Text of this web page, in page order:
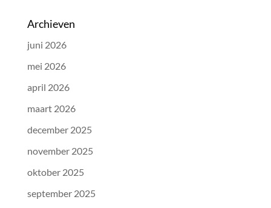
Archieven
juni 2026
mei 2026
april 2026
maart 2026
december 2025
november 2025
oktober 2025
september 2025